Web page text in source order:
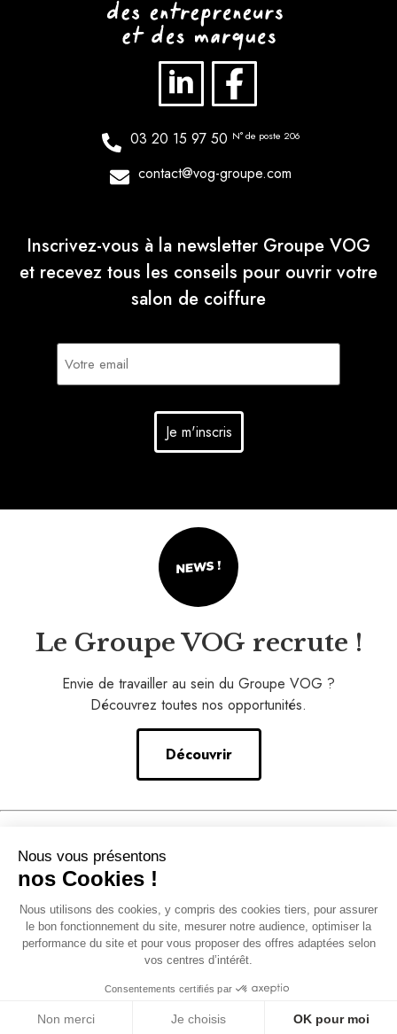
03 20 15 97 50 N° de poste 206
contact@vog-groupe.com
Inscrivez-vous à la newsletter Groupe VOG
et recevez tous les conseils pour ouvrir votre
salon de coiffure
E-
Le Groupe VOG recrute !
Envie de travailler au sein du Groupe VOG ?
Découvrez toutes nos opportunités.
Découvrir
–
Solution franchise
–
Mentions légales
Nous vous présentons
nos Cookies !
Nous utilisons des cookies, y compris des cookies tiers, pour assurer
le bon fonctionnement du site, mesurer notre audience, optimiser la
performance du site et pour vous proposer des offres adaptées selon
vos centres d’intérêt.
Consentements certifiés par
Non merci Je choisis OK pour moi